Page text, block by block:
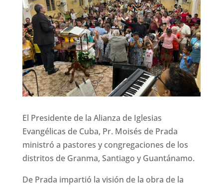
El Presidente de la Alianza de Iglesias
Evangélicas de Cuba, Pr. Moisés de Prada
ministró a pastores y congregaciones de los
distritos de Granma, Santiago y Guantánamo.
De Prada impartió la visión de la obra de la